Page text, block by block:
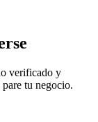
verificado y
pare tu negocio.